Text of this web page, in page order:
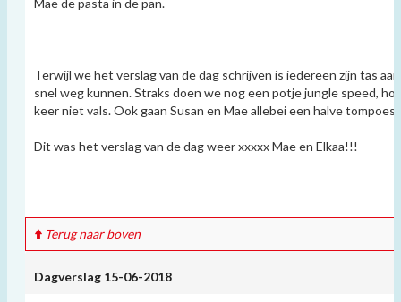
Mae de pasta in de pan.
Terwijl we het verslag van de dag schrijven is iedereen zijn tas
snel weg kunnen. Straks doen we nog een potje jungle speed,
keer niet vals. Ook gaan Susan en Mae allebei een halve tompoes
Dit was het verslag van de dag weer xxxxx Mae en Elkaa!!!
Terug naar boven
Dagverslag 15-06-2018